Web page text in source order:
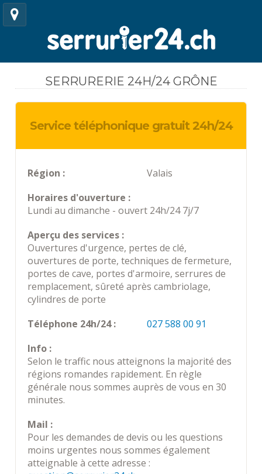
SERRURERIE 24H/24 GRÔNE
Service téléphonique gratuit 24h/24
Région :
Valais
Horaires d'ouverture :
Lundi au dimanche - ouvert 24h/24 7j/7
Aperçu des services :
Ouvertures d'urgence, pertes de clé,
ouvertures de porte, techniques de fermeture,
portes de cave, portes d'armoire, serrures de
remplacement, sûreté après cambriolage,
cylindres de porte
Téléphone 24h/24 :
027 588 00 91
Info :
Selon le traffic nous atteignons la majorité des
régions romandes rapidement. En règle
générale nous sommes auprès de vous en 30
minutes.
Mail :
Pour les demandes de devis ou les questions
moins urgentes nous sommes également
atteignable à cette adresse :